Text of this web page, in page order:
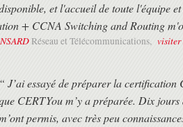
et l'accueil de toute l'équipe
+ CCNA Switching and Routing
Réseau et Télécommunications, visiter
“ J’ai essayé de préparer la certification
CERTYou m’y a préparée. Dix
permis, avec très peu